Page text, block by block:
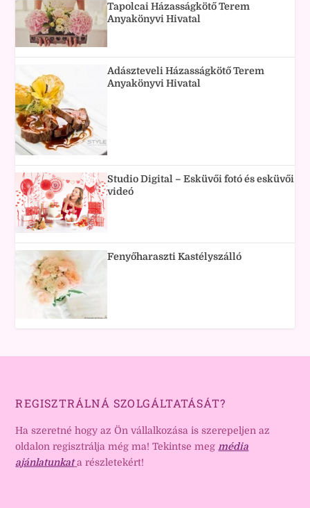
Tapolcai Házasságkötő Terem
Anyakönyvi Hivatal
Adászteveli Házasságkötő Terem
Anyakönyvi Hivatal
Studio Digital – Esküvői fotó és esküvői
videó
Fenyőharaszti Kastélyszálló
REGISZTRÁLNÁ SZOLGÁLTATÁSÁT?
Ha szeretné hogy az Ön vállalkozása is szerepeljen az
oldalon regisztrálja még ma! Tekintse meg média
ajánlatunkat a részletekért!